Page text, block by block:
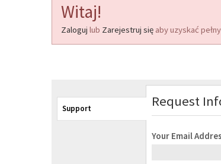
Witaj!
Zaloguj lub Zarejestruj się aby uzyskać
Support Request
Your Email